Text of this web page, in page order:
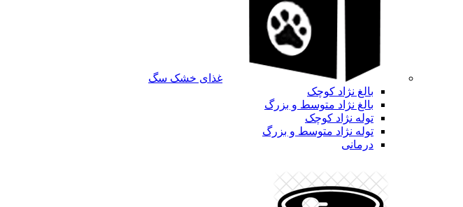
غذای خشک سگ
بالغ نژاد کوچک
بالغ نژاد متوسط و بزرگ
توله نژاد کوچک
توله نژاد متوسط و بزرگ
درمانی